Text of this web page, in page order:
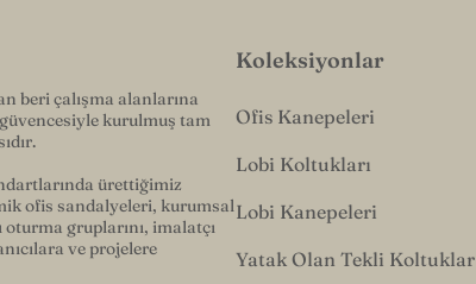
beri çalışma alanlarına
kurulmuş tam
ürettiğimiz
ofis sandalyeleri, kurumsal
gruplarını, imalatçı
ve projelere
Koleksiyonlar
Ofis Kanepeleri
Lobi Koltukları
Lobi Kanepeleri
Yatak Olan Tekli Koltuklar